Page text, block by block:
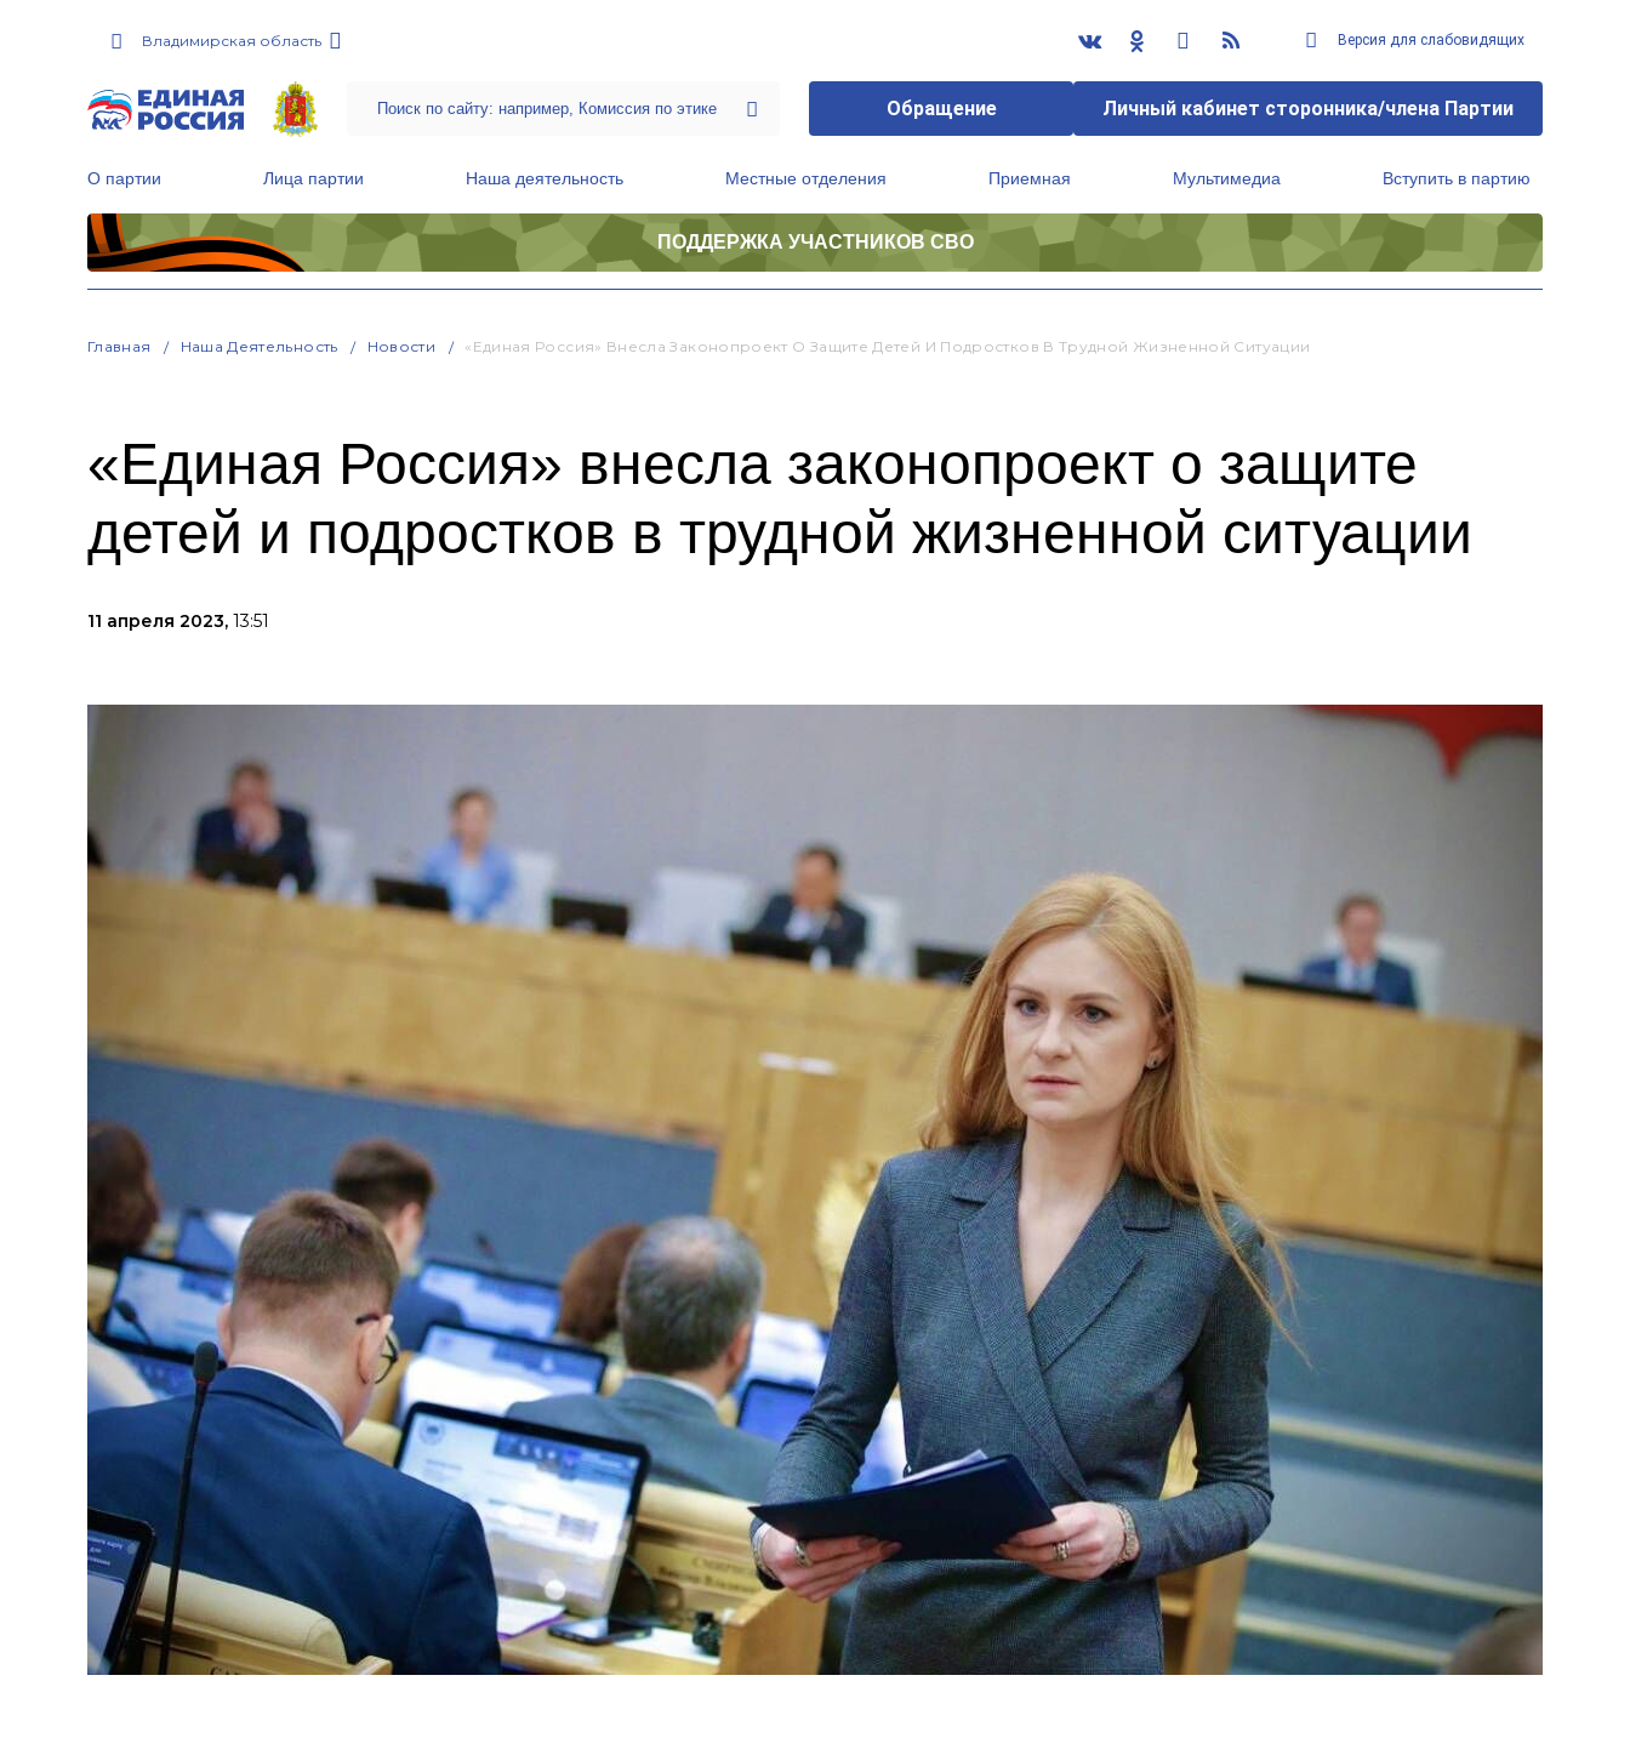
Владимирская область Версия для слабовидящих
Обращение Личный кабинет сторонника/члена Партии
О партии Лица партии Наша деятельность Местные отделения Приемная Мультимедиа Вступить в партию
ПОДДЕРЖКА УЧАСТНИКОВ СВО
Главная Наша Деятельность Новости «Единая Россия» Внесла Законопроект О Защите Детей И Подростков В Трудной Жизненной Ситуации
«Единая Россия» внесла законопроект о защите
детей и подростков в трудной жизненной ситуации
11 апреля 2023, 13:51